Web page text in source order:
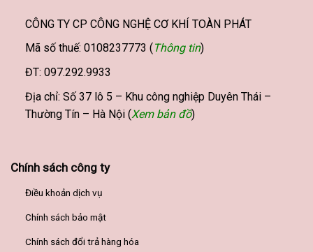
CÔNG TY CP CÔNG NGHỆ CƠ KHÍ TOÀN PHÁT
Mã số thuế: 0108237773 ( Thông tin)
ĐT: 097.292.9933
Địa chỉ: Số 37 lô 5 – Khu công nghiệp Duyên Thái –
Thường Tín – Hà Nội (Xem bản đồ)
Chính sách công ty
Điều khoản dịch vụ
Chính sách bảo mật
Chính sách đổi trả hàng hóa